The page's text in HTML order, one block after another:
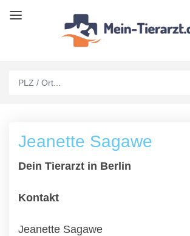
Jeanette Sagawe
Dein Tierarzt in Berlin
Kontakt
Jeanette Sagawe